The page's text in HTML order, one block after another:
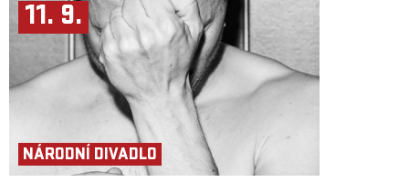
11. 9.
NÁRODNÍ DIVADLO